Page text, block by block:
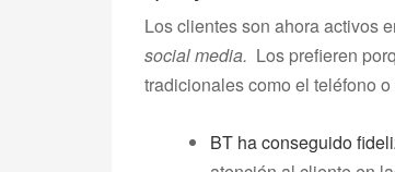
Los clientes son ahora activos
social media. Los prefieren
tradicionales como el teléfono o
BT ha conseguido